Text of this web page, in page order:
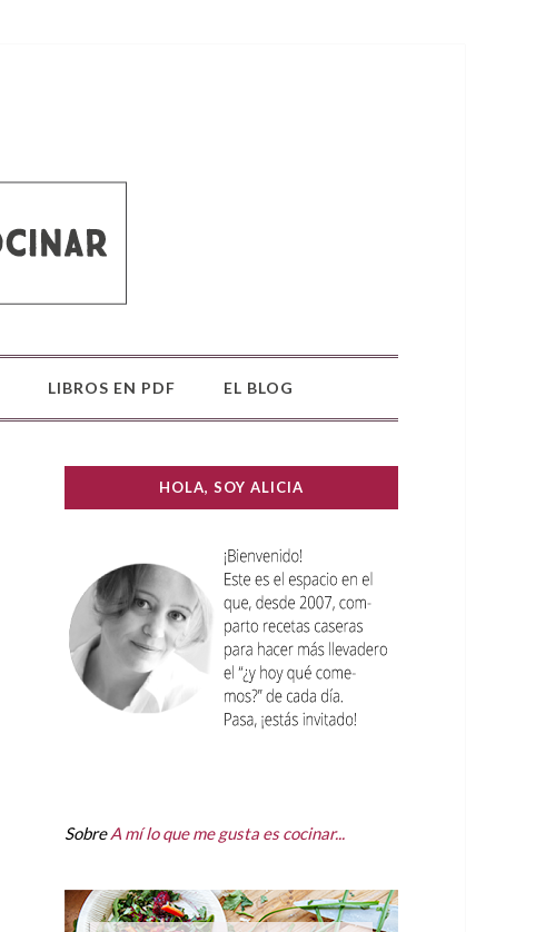
LIBROS EN PDF EL BLOG
HOLA, SOY ALICIA
SobreA mí lo que me gusta es cocinar...